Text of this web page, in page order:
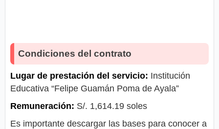
Condiciones del contrato
Lugar de prestación del servicio: Institución
Educativa “Felipe Guamán Poma de Ayala”
Remuneración: S/. 1,614.19 soles
Es importante descargar las bases para conocer a